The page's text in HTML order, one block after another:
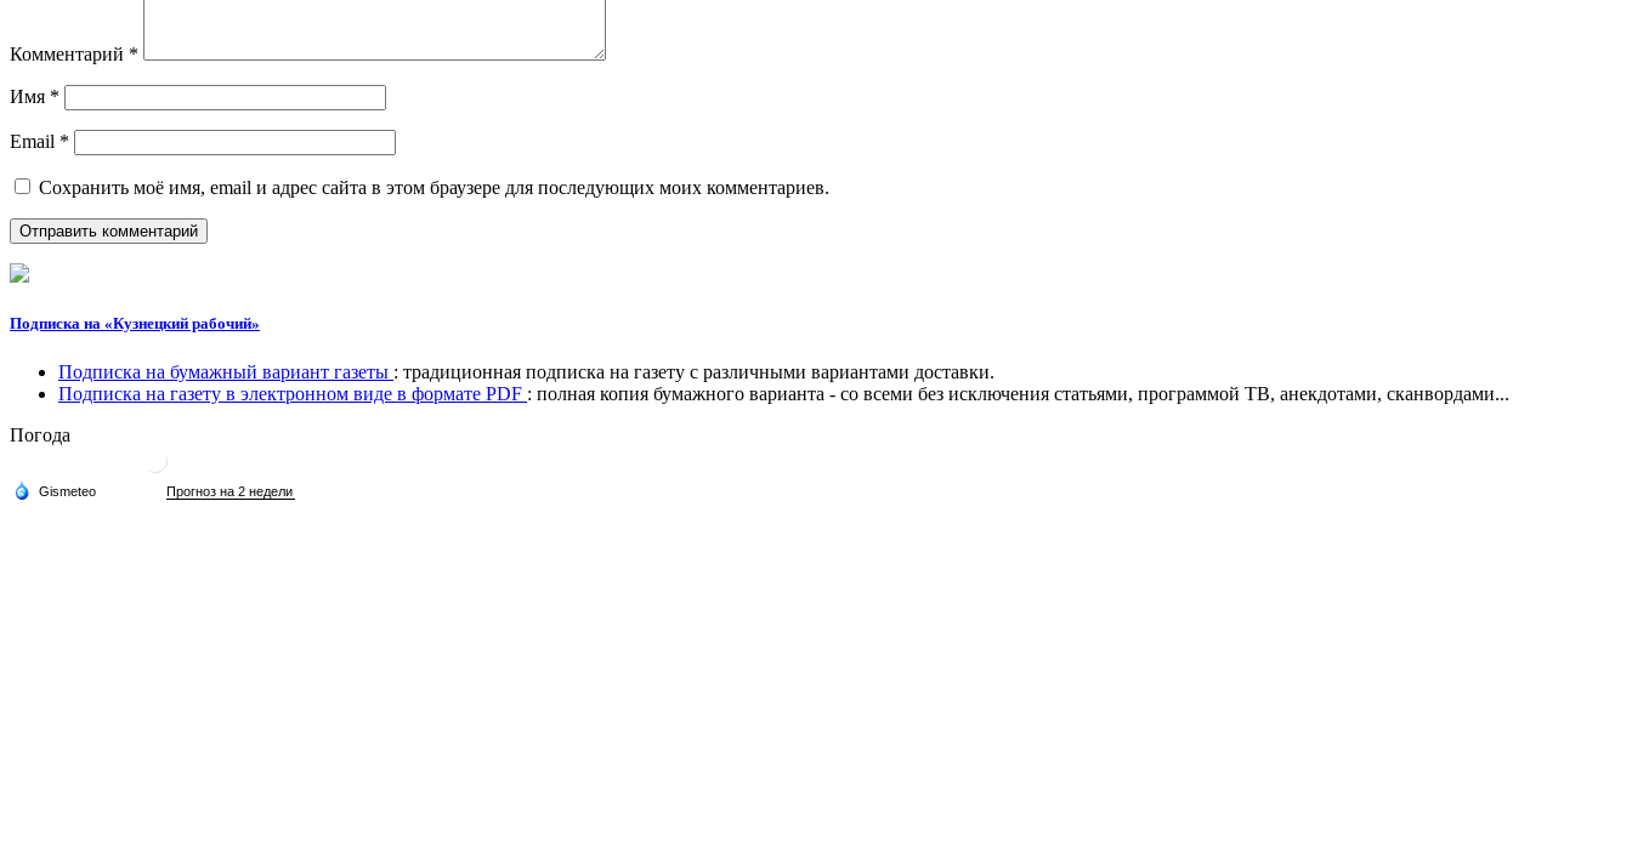
Комментарий *
Имя *
Email *
Сохранить моё имя, email и адрес сайта в этом браузере для последующих моих комментариев.
Подписка на «Кузнецкий рабочий»
Подписка на бумажный вариант газеты : традиционная подписка на газету с различными вариантами доставки.
Подписка на газету в электронном виде в формате PDF : полная копия бумажного варианта - со всеми без исключения статьями, программой ТВ, анекдотами, сканвордами...
Погода